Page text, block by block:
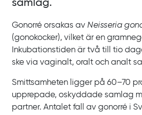
samlag.
Gonorré orsakas av Neisseria
(gonokocker), vilket är en
Inkubationstiden är två till tio
ske via vaginalt, oralt och analt
Smittsamheten ligger på 60‍–‍70
upprepade, oskyddade samlag
partner. Antalet fall av gonorré i